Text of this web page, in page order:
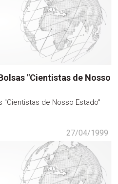
"Cientistas de Nosso
"Cientistas de Nosso Estado"
27/04/1999